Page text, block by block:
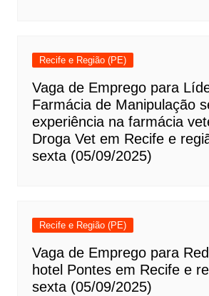
Recife e Região (PE)
Vaga de Emprego para
Farmácia de Manipulação
experiência na farmácia
Droga Vet em Recife e
sexta (05/09/2025)
Recife e Região (PE)
Vaga de Emprego para
hotel Pontes em Recife e
sexta (05/09/2025)